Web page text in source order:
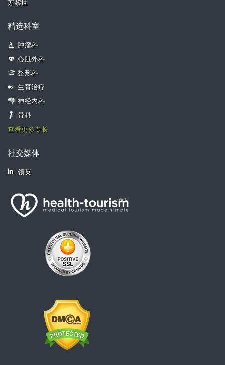
苏黎世
精选科室
肿瘤科
心脏外科
整形科
生育治疗
神经内科
骨科
查看更多专长
社交媒体
领英